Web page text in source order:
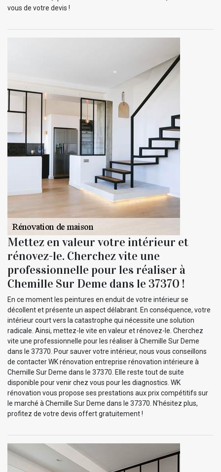
vous de votre devis !
Mettez en valeur votre intérieur et
rénovez-le. Cherchez vite une
professionnelle pour les réaliser à
Chemille Sur Deme dans le 37370 !
En ce moment les peintures en enduit de votre intérieur se
décollent et présente un aspect délabrant. En conséquence, votre
intérieur court vers la catastrophe qui nécessite une solution
radicale. Ainsi, mettez-le vite en valeur et rénovez-le. Cherchez
vite une professionnelle pour les réaliser à Chemille Sur Deme
dans le 37370. Pour sauver votre intérieur, nous vous conseillons
de contacter WK rénovation entreprise rénovation intérieure à
Chemille Sur Deme dans le 37370. Elle reste tout de suite
disponible pour venir chez vous pour les diagnostics. WK
rénovation vous propose ses prestations aux prix compétitifs sur
le marché à Chemille Sur Deme dans le 37370. N’hésitez plus,
profitez de votre devis offert gratuitement !